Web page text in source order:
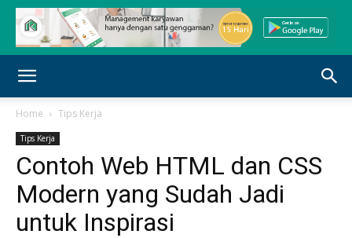
Home Tips Kerja
Tips Kerja
Contoh Web HTML dan CSS
Modern yang Sudah Jadi
untuk Inspirasi